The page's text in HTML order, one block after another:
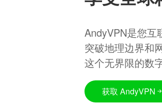
AndyVPN是您互
突破地理边界和
这个无界限的数
获取 AndyVPN